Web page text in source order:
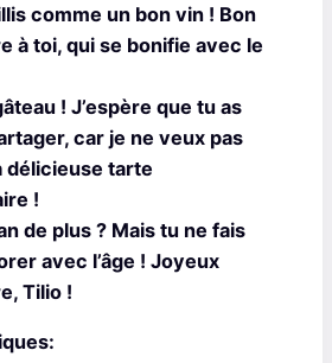
comme un bon vin ! Bon
à toi, qui se bonifie avec le
! J’espère que tu as
car je ne veux pas
délicieuse tarte
!
de plus ? Mais tu ne fais
avec l’âge ! Joyeux
Tilio !